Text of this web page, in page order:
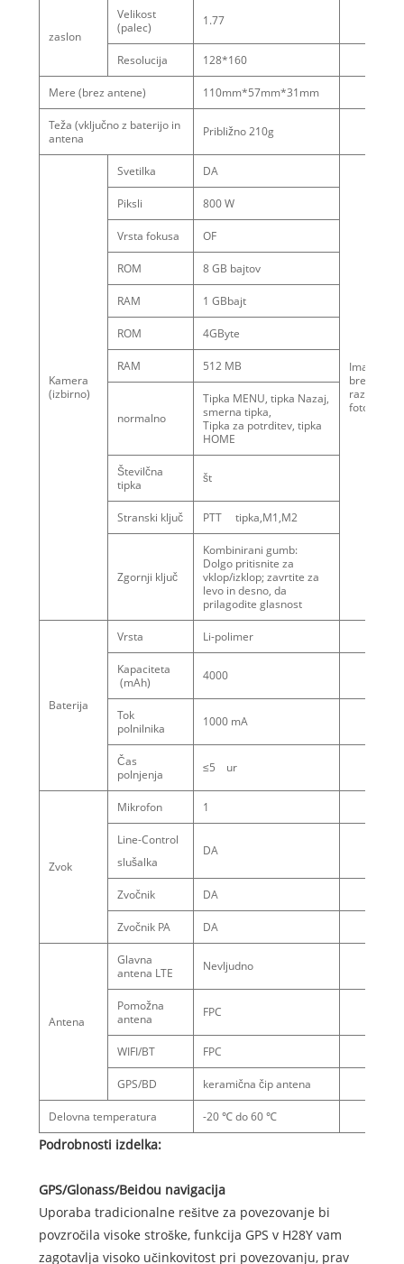
zaslon
Velikost
(palec)
1.77
Resolucija 128*160
Mere (brez antene) 110mm*57mm*31mm
Teža (vključno z baterijo in
antena
Približno 210g
Kamera
(izbirno)
Svetilka DA
Imamo
brez
različico
Piksli 800 W
Vrsta fokusa OF
ROM 8 GB bajtov
RAM 1 GBbajt
ROM 4GByte
RAM 512 MB
normalno
Tipka MENU, tipka Nazaj,
smerna tipka,
Tipka za potrditev, tipka
HOME
Številčna
tipka
št
Stranski ključ PTT tipka,M1,M2
Zgornji ključ
Kombinirani gumb:
Dolgo pritisnite za
vklop/izklop; zavrtite za
levo in desno, da
prilagodite glasnost
Baterija
Vrsta Li-polimer
Kapaciteta
(mAh)
4000
Tok
polnilnika
1000 mA
Čas
polnjenja
≤5 ur
Zvok
Mikrofon 1
Line-Control
slušalka
DA
Zvočnik DA
Zvočnik PA DA
Antena
Glavna
antena LTE
Nevljudno
Pomožna
antena
FPC
WIFI/BT FPC
GPS/BD keramična čip antena
Delovna temperatura -20 ℃ do 60 ℃
Podrobnosti izdelka:
GPS/Glonass/Beidou navigacija
Uporaba tradicionalne rešitve za povezovanje bi
povzročila visoke stroške, funkcija GPS v H28Y vam
zagotavlja visoko učinkovitost pri povezovanju, prav